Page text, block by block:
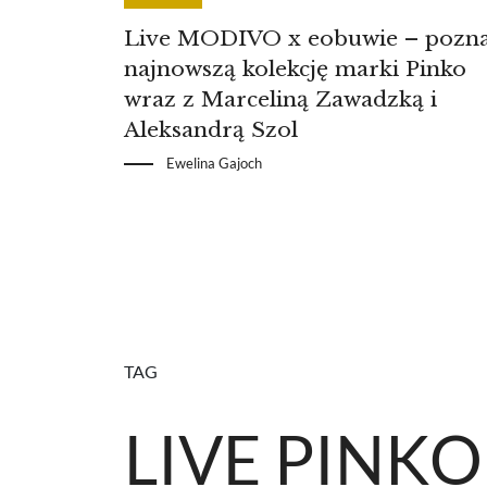
Live MODIVO x eobuwie –
najnowszą kolekcję marki Pinko
wraz z Marceliną Zawadzką i
Aleksandrą Szol
Ewelina Gajoch
TAG
LIVE PINKO